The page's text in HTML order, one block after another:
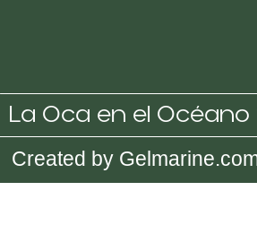
La Oca en el
Created by